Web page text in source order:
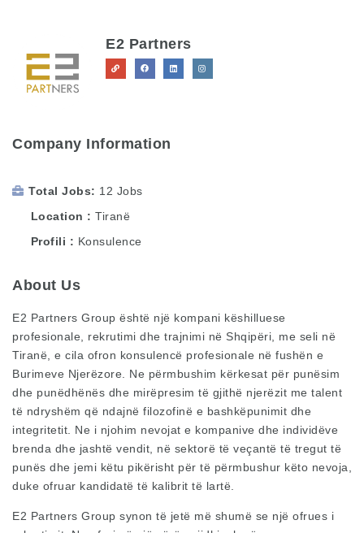
E2 Partners
Company Information
Total Jobs
12 Jobs
Location
Tiranë
Profili
Konsulence
About Us
E2 Partners Group është një kompani këshilluese
profesionale, rekrutimi dhe trajnimi në Shqipëri, me seli në
Tiranë, e cila ofron konsulencë profesionale në fushën e
Burimeve Njerëzore. Ne përmbushim kërkesat për punësim
dhe punëdhënës dhe mirëpresim të gjithë njerëzit me talent
të ndryshëm që ndajnë filozofinë e bashkëpunimit dhe
integritetit. Ne i njohim nevojat e kompanive dhe individëve
brenda dhe jashtë vendit, në sektorë të veçantë të tregut të
punës dhe jemi këtu pikërisht për të përmbushur këto nevoja,
duke ofruar kandidatë të kalibrit të lartë.
E2 Partners Group synon të jetë më shumë se një ofrues i